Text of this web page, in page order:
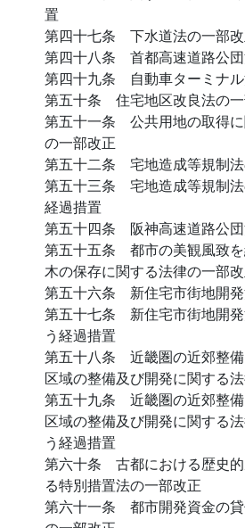
置
第四十七条 下水道法の一部
第四十八条 首都高速道路公
第四十九条 自動車ターミナ
第五十条 住宅地区改良法の
第五十一条 公共用地の取得
の一部改正
第五十二条 宅地造成等規制
第五十三条 宅地造成等規制法
経過措置
第五十四条 阪神高速道路公
第五十五条 都市の美観風致
木の保存に関する法律の一部
第五十六条 新住宅市街地開
第五十七条 新住宅市街地開
う経過措置
第五十八条 近畿圏の近郊整
区域の整備及び開発に関する
第五十九条 近畿圏の近郊整
区域の整備及び開発に関する
う経過措置
第六十条 古都における歴史
る特別措置法の一部改正
第六十一条 都市開発資金の